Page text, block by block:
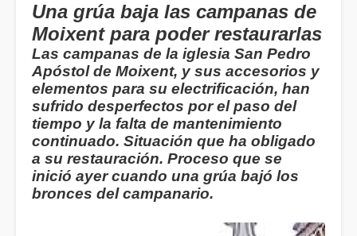
Una grúa baja las campanas de
Moixent para poder restaurarlas
Las campanas de la iglesia San Pedro
Apóstol de Moixent, y sus accesorios y
elementos para su electrificación, han
sufrido desperfectos por el paso del
tiempo y la falta de mantenimiento
continuado. Situación que ha obligado
a su restauración. Proceso que se
inició ayer cuando una grúa bajó los
bronces del campanario.